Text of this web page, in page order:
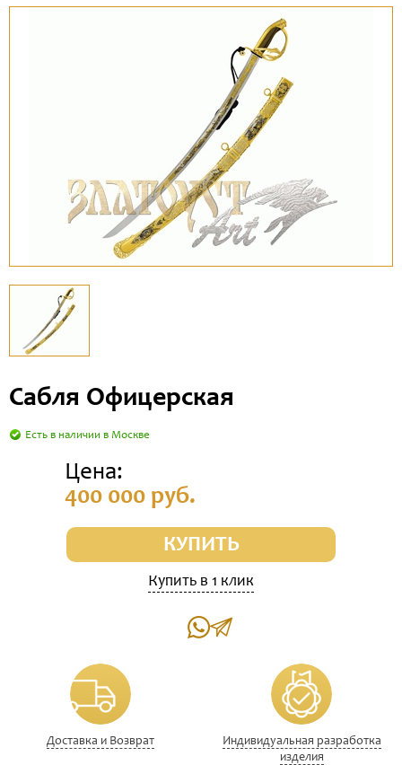
Сабля Офицерская
Есть в наличии в Москве
Цена:
400 000 руб.
КУПИТЬ
Купить в 1 клик
Доставка и Возврат
Индивидуальная разработка
изделия